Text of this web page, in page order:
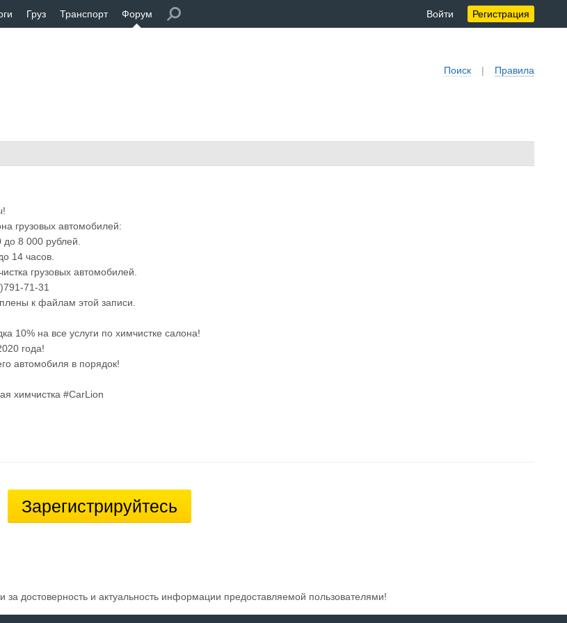
Груз Транспорт Форум Войти Регистрация
Поиск | Правила
грузовых автомобилей:
до 8 000 рублей.
14 часов.
грузовых автомобилей.
71-31
к файлам этой записи.
10% на все услуги по химчистке салона!
года!
автомобиля в порядок!
химчистка #CarLion
Зарегистрируйтесь
за достоверность и актуальность информации предоставляемой пользователями!